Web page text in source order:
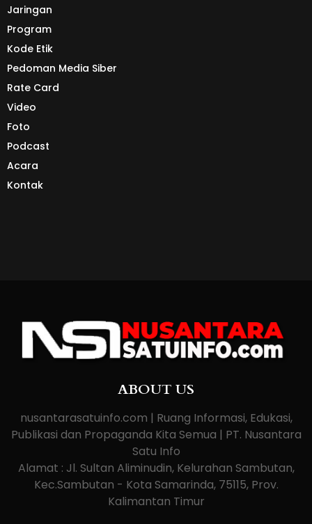
Jaringan
Program
Kode Etik
Pedoman Media Siber
Rate Card
Video
Foto
Podcast
Acara
Kontak
ABOUT US
nusantarasatuinfo.com | Ruang Informasi, Edukasi,
Publikasi dan Propaganda Kita Semua | PT. Nusantara
Satu Info
Alamat : Jl. Sultan Aliminudin, Kelurahan Sambutan,
Kec.Sambutan - Kota Samarinda, 75115, Prov.
Kalimantan Timur